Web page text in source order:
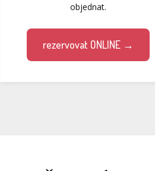
objednat.
rezervovat ONLINE →